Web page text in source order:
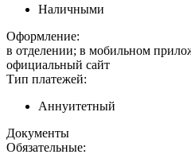
Наличными
Оформление:
в отделении; в мобильном
официальный сайт
Тип платежей:
Аннуитетный
Документы
Обязательные: